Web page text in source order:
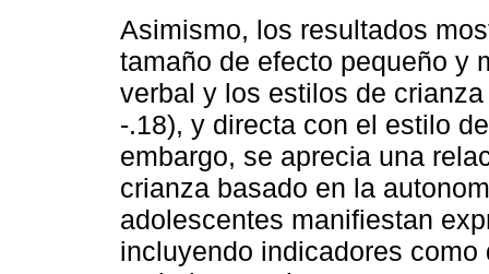
Asimismo, los resultados
tamaño de efecto pequeño y
verbal y los estilos de
-.18), y directa con el estilo
embargo, se aprecia una
crianza basado en la
adolescentes manifiestan
incluyendo indicadores